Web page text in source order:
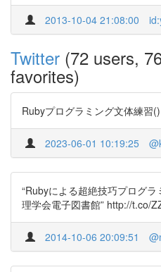
2013-10-04 21:08:00
Twitter (72 users,
favorites)
Rubyプログラミング文体練習
2023-06-01 10:19:25
“Rubyによる超絶技巧プログ
理学会電子図書館” http://t.co/
2014-10-06 20:09:51